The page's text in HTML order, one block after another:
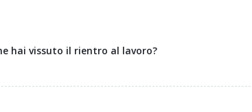
hai vissuto il rientro al lavoro?